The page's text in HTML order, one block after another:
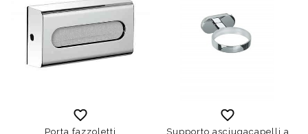
Porta fazzoletti
Supporto asciugacapelli a